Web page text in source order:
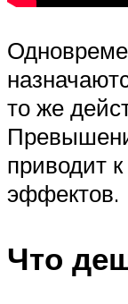
то же
приводит
эффектов.
Что